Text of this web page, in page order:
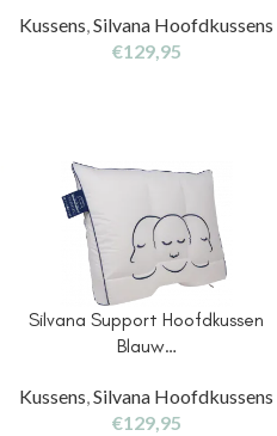
Kussens,Silvana Hoofdkussens
€129,95
Silvana Support Hoofdkussen
Blauw…
Kussens,Silvana Hoofdkussens
€129,95